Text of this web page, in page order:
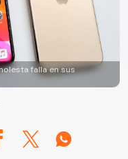
falla en sus